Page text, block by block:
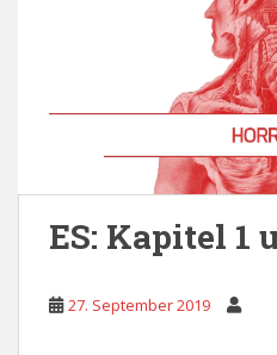
ES: Kapitel 1
27. September 2019